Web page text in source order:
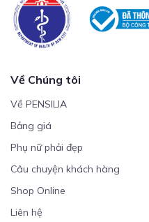
Về Chúng tôi
Về PENSILIA
Bảng giá
Phụ nữ phải đẹp
Câu chuyện khách hàng
Shop Online
Liên hệ